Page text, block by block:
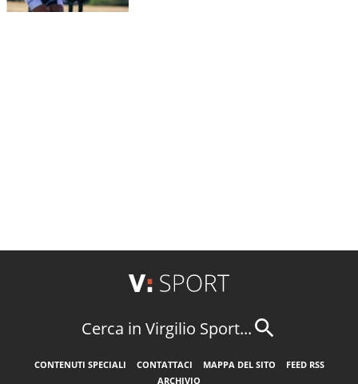
Cerca in Virgilio Sport...
CONTENUTI SPECIALI CONTATTACI MAPPA DEL SITO
FEED RSS
ARCHIVIO